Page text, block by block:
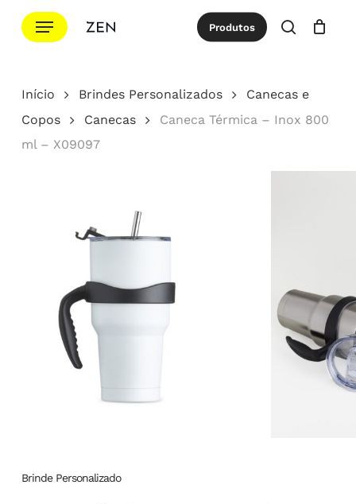
para
principal
Menu Produtos
procurar
Cotação Close
Início Brindes Personalizados
Canecas e
Copos
Canecas
Caneca Térmica – Inox 800
ml – X09097
Brinde Personalizado